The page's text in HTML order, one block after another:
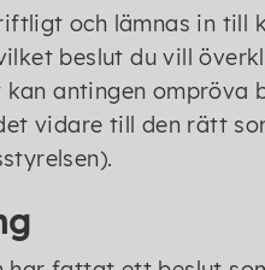
och lämnas in till
beslut du vill
antingen
vidare till den rätt